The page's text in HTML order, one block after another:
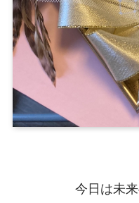
今日は未